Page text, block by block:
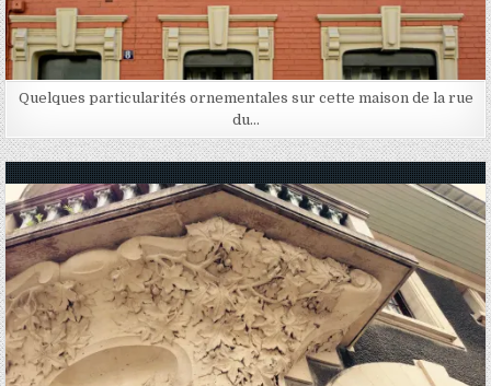
Quelques particularités ornementales sur cette maison de la rue
du…
Posted in